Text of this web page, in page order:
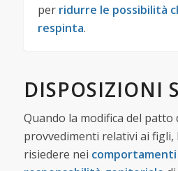
per ridurre le possibilità
respinta.
DISPOSIZIONI
Quando la modifica del
provvedimenti relativi ai figli,
risiedere nei